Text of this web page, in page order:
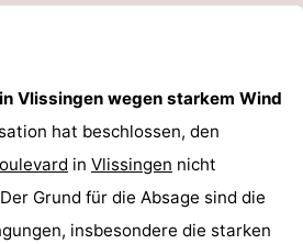
in Vlissingen wegen starkem Wind
hat beschlossen, den
in Vlissingen nicht
Grund für die Absage sind die
insbesondere die starken